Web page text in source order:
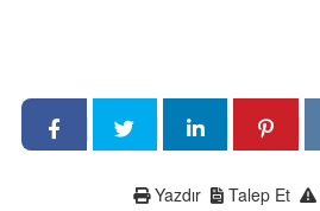
Talep Et
Yazdır